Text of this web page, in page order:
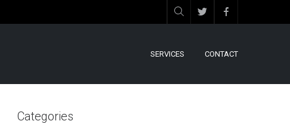
SERVICES CONTACT
Categories